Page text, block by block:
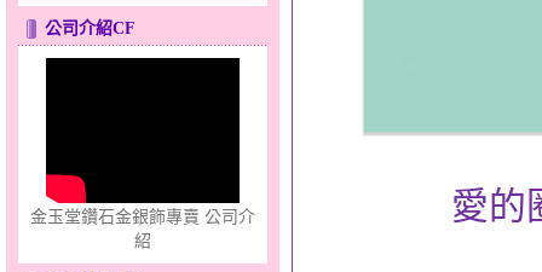
心之舞～金銀鋼套鍊
分享愛～金銀鋼套鍊
公司介紹CF
金玉堂鑽石金銀飾專賣 公司介
紹
愛的